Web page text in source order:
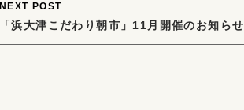
NEXT POST
「浜大津こだわり朝市」11月開催のお知らせ